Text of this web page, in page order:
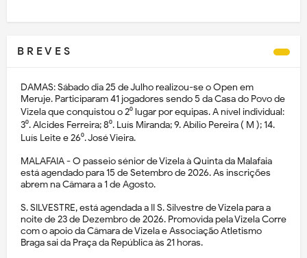
B R E V E S
DAMAS: Sábado dia 25 de Julho realizou-se o Open em
Meruje. Participaram 41 jogadores sendo 5 da Casa do Povo de
Vizela que conquistou o 2⁰ lugar por equipas. A nível individual:
3⁰. Alcides Ferreira; 8⁰. Luís Miranda; 9. Abílio Pereira ( M ); 14.
Luís Leite e 26⁰. José Vieira.
MALAFAIA - O passeio sénior de Vizela à Quinta da Malafaia
está agendado para 15 de Setembro de 2026. As inscrições
abrem na Câmara a 1 de Agosto.
S. SILVESTRE, está agendada a II S. Silvestre de Vizela para a
noite de 23 de Dezembro de 2026. Promovida pela Vizela Corre
com o apoio da Câmara de Vizela e Associação Atletismo
Braga sai da Praça da República às 21 horas.